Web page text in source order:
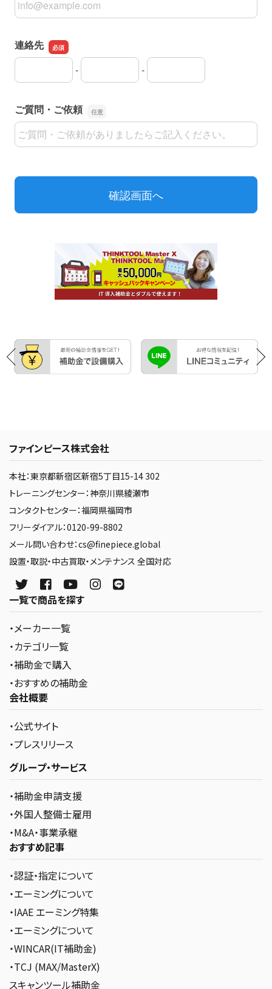
ファインピース株式会社
本社：東京都新宿区新宿5丁目15-14 302
トレーニングセンター：神奈川県綾瀬市
コンタクトセンター：福岡県福岡市
フリーダイアル：0120-99-8802
メール問い合わせ：cs@finepiece.global
設置・取説・中古買取・メンテナンス 全国対応
一覧で商品を探す
・メーカー一覧
・カテゴリ一覧
・補助金で購入
・おすすめの補助金
会社概要
・公式サイト
・プレスリリース
グループ・サービス
・補助金申請支援
・外国人整備士雇用
・M&A・事業承継
おすすめ記事
・認証・指定について
・エーミングについて
・IAAE エーミング特集
・エーミングについて
・WINCAR(IT補助金)
・TCJ (MAX/MasterX)
スキャンツール補助金